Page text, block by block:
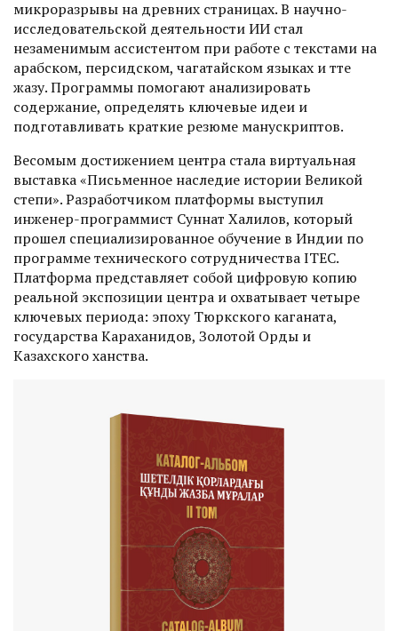
микроразрывы на древних страницах. В научно-
исследовательской деятельности ИИ стал
незаменимым ассистентом при работе с текстами на
арабском, персидском, чагатайском языках и төте
жазу. Программы помогают анализировать
содержание, определять ключевые идеи и
подготавливать краткие резюме манускриптов.
Весомым достижением центра стала виртуальная
выставка «Письменное наследие истории Великой
степи». Разработчиком платформы выступил
инженер-­программист Суннат Халилов, который
прошел специа­лизированное обучение в Индии по
программе технического сотрудничества ITEC.
Платформа представляет собой цифровую копию
реальной экспозиции центра и охватывает четыре
ключевых периода: эпоху Тюркского каганата,
государства Караханидов, Золотой Орды и
Казахского ханства.